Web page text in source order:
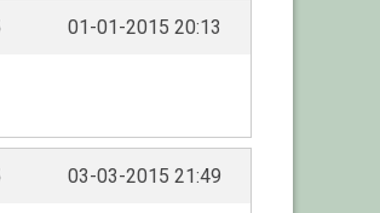
01-01-2015 20:13
03-03-2015 21:49